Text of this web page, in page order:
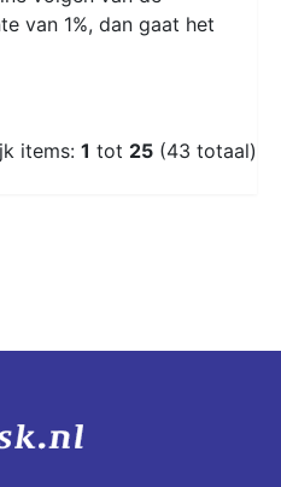
van 1%, dan gaat het
items: 1 tot 25 (43 totaal)